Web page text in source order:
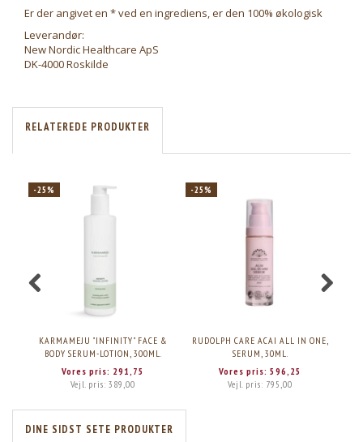
Er der angivet en * ved en ingrediens, er den 100% økologisk
Leverandør:
New Nordic Healthcare ApS
DK-4000 Roskilde
RELATEREDE PRODUKTER
-25%
KARMAMEJU "INFINITY" FACE &
BODY SERUM-LOTION, 300ML.
Vores pris: 291,75
Vejl. pris: 389,00
-25%
RUDOLPH CARE ACAI ALL IN ONE,
SERUM, 30ML.
Vores pris: 596,25
Vejl. pris: 795,00
DINE SIDST SETE PRODUKTER